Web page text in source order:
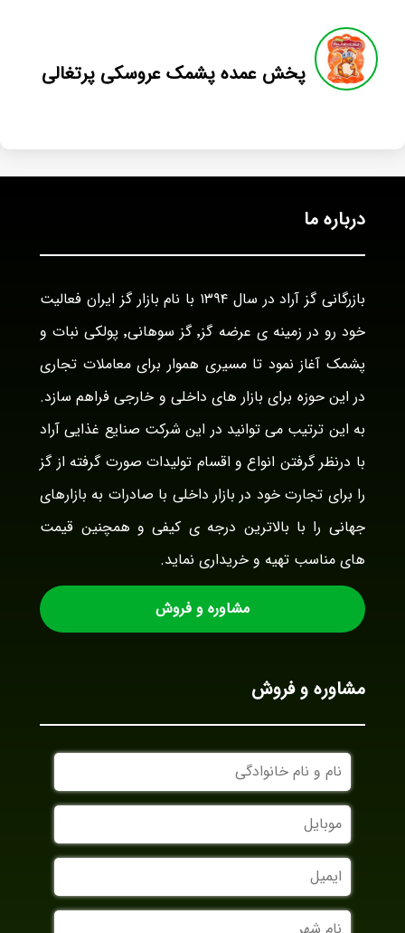
پخش عمده پشمک عروسکی پرتغالی
درباره ما
بازرگانی گز آراد در سال ۱۳۹۴ با نام بازار گز ایران فعالیت
خود رو در زمینه ی عرضه گز٬ گز سوهانی٬ پولکی نبات و
پشمک آغاز نمود تا مسیری هموار برای معاملات تجاری
در این حوزه برای بازار های داخلی و خارجی فراهم سازد.
به این ترتیب می توانید در این شرکت صنایع غذایی آراد
با درنظر گرفتن انواع و اقسام تولیدات صورت گرفته از گز
را برای تجارت خود در بازار داخلی با صادرات به بازارهای
جهانی را با بالاترین درجه ی کیفی و همچنین قیمت
های مناسب تهیه و خریداری نماید.
مشاوره و فروش
مشاوره و فروش
نام
و
نام
خانوادگی
موبایل
ایمیل
نام